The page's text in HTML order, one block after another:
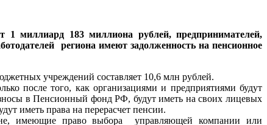
1 миллиард 183 миллиона рублей, предпринимателей,
региона имеют задолженность на пенсионное
учреждений составляет 10,6 млн рублей.
после того, как организациями и предприятиями будут
в Пенсионный фонд РФ, будут иметь на своих лицевых
иметь права на перерасчет пенсии.
имеющие право выбора управляющей компании или